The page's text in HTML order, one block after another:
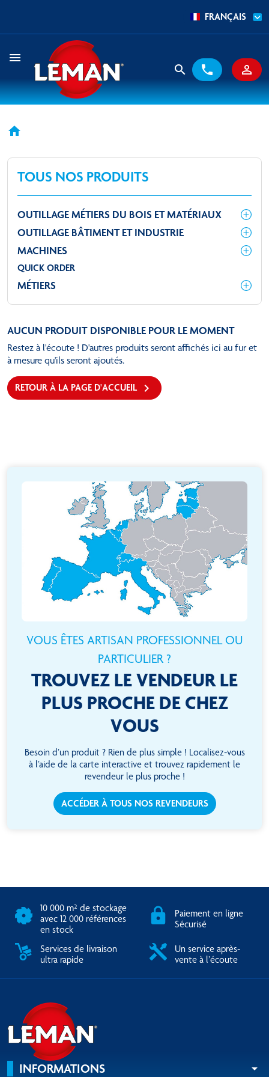
FRANÇAIS
search phone person_outline
menu
home
TOUS NOS PRODUITS
OUTILLAGE MÉTIERS DU BOIS ET MATÉRIAUX
OUTILLAGE BÂTIMENT ET INDUSTRIE
MACHINES
QUICK ORDER
MÉTIERS
AUCUN PRODUIT DISPONIBLE POUR LE MOMENT
Restez à l'écoute ! D'autres produits seront affichés ici au fur et
à mesure qu'ils seront ajoutés.
RETOUR À LA PAGE D'ACCUEIL 
VOUS ÊTES ARTISAN PROFESSIONNEL OU
PARTICULIER ?
TROUVEZ LE VENDEUR LE
PLUS PROCHE DE CHEZ
VOUS
Besoin d’un produit ? Rien de plus simple ! Localisez-vous
à l’aide de la carte interactive et trouvez rapidement le
revendeur le plus proche !
ACCÉDER À TOUS NOS REVENDEURS
10 000 m² de stockage
avec 12 000 références
en stock
Paiement en ligne
Sécurisé
Services de livraison
ultra rapide
Un service après-
vente à l’écoute
INFORMATIONS arrow_drop_down